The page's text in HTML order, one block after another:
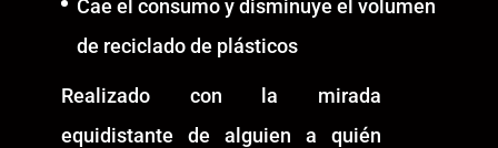
Cae el consumo y disminuye el volumen
de reciclado de plásticos
Realizado con la mirada
equidistante de alguien a quién